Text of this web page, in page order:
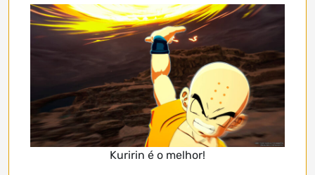
Kuririn é o melhor!